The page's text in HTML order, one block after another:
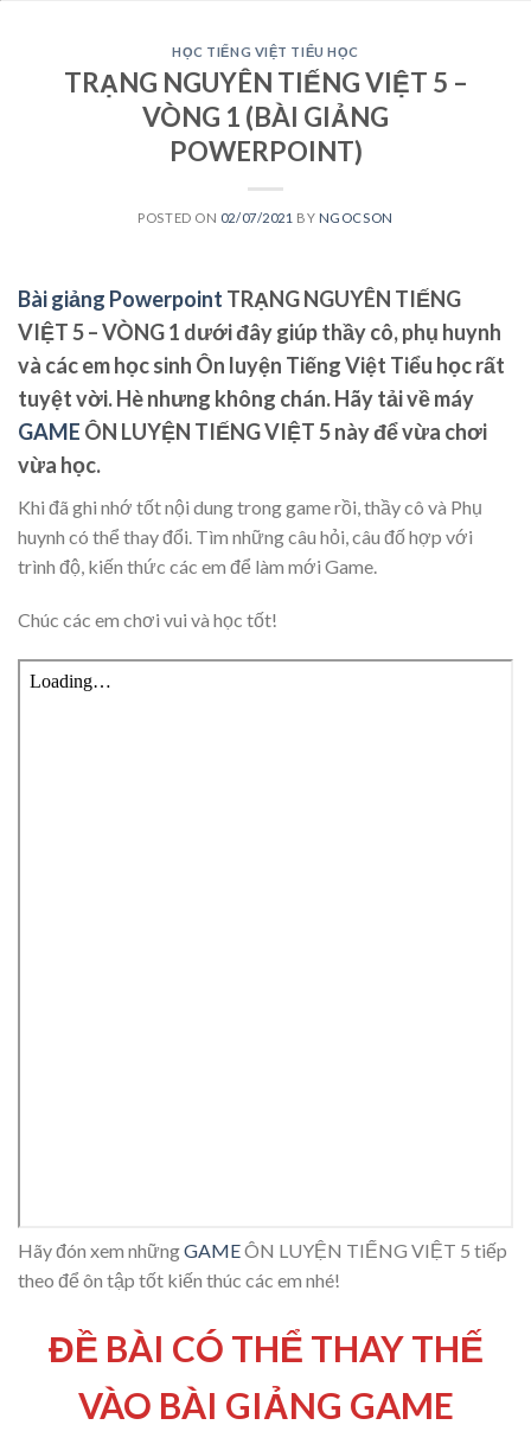
HỌC TIẾNG VIỆT TIỂU HỌC
TRẠNG NGUYÊN TIẾNG VIỆT 5 –
VÒNG 1 (BÀI GIẢNG
POWERPOINT)
POSTED ON 02/07/2021 BY NGOCSON
Bài giảng Powerpoint TRẠNG NGUYÊN TIẾNG
VIỆT 5 – VÒNG 1 dưới đây giúp thầy cô, phụ huynh
và các em học sinh Ôn luyện Tiếng Việt Tiểu học rất
tuyệt vời. Hè nhưng không chán. Hãy tải về máy
GAME ÔN LUYỆN TIẾNG VIỆT 5 này để vừa chơi
vừa học.
Khi đã ghi nhớ tốt nội dung trong game rồi, thầy cô và Phụ
huynh có thể thay đổi. Tìm những câu hỏi, câu đố hợp với
trình độ, kiến thức các em để làm mới Game.
Chúc các em chơi vui và học tốt!
Hãy đón xem nhữngGAMEÔN LUYỆN TIẾNG VIỆT 5 tiếp
theo để ôn tập tốt kiến thúc các em nhé!
ĐỀ BÀI CÓ THỂ THAY THẾ
VÀO BÀI GIẢNG GAME